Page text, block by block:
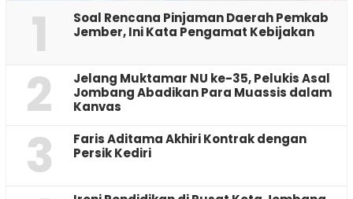
1
‎Soal Rencana Pinjaman Daerah Pemkab
Jember, Ini Kata Pengamat Kebijakan ‎
2
Jelang Muktamar NU ke-35, Pelukis Asal
Jombang Abadikan Para Muassis dalam
Kanvas
3
Faris Aditama Akhiri Kontrak dengan
Persik Kediri